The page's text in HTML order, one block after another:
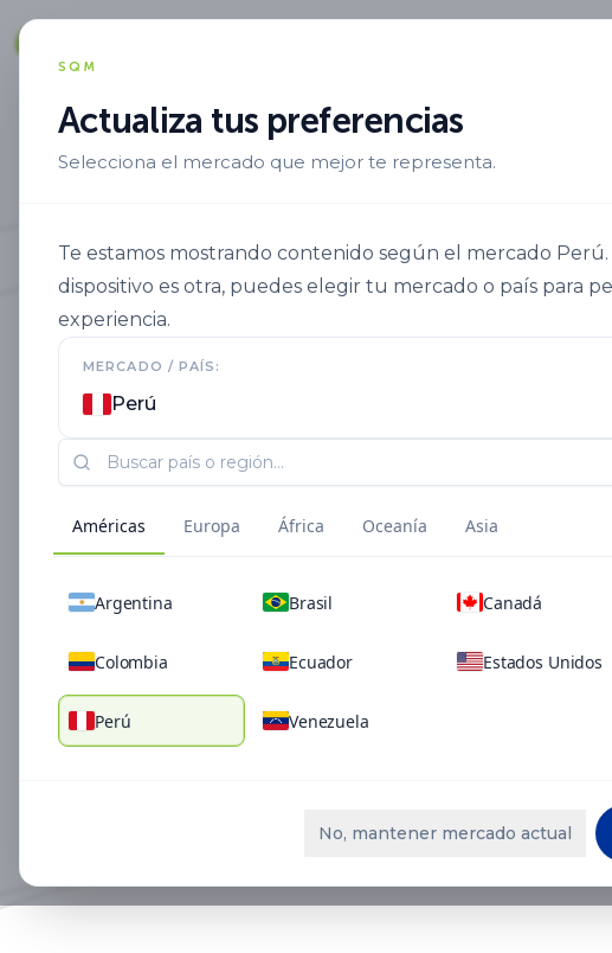
SQM
Actualiza tus preferencias
Selecciona el mercado que mejor te representa.
Te estamos mostrando contenido según el mercado
dispositivo es otra, puedes elegir tu mercado o país para
experiencia.
MERCADO / PAÍS:
Perú
Américas Europa África Oceanía Asia
Argentina Brasil Canadá
Colombia Ecuador Estados Unidos
Perú Venezuela
No, mantener mercado actual